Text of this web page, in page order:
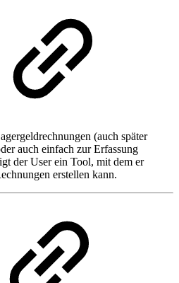
(auch später
auch einfach zur Erfassung
der User ein Tool, mit dem er
erstellen kann.